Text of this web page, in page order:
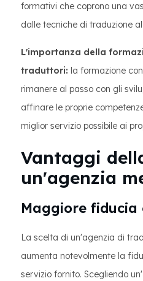
formativi che coprono una
dalle tecniche di traduzione
L'importanza della
traduttori: la formazione
rimanere al passo con gli
affinare le proprie
miglior servizio possibile ai
Vantaggi
un'agenzia
Maggiore
La scelta di un'agenzia di
aumenta notevolmente la
servizio fornito. Scegliendo